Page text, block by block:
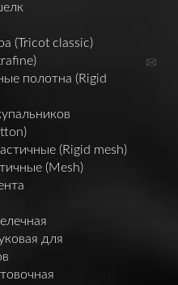
(Tricot classic)
полотна (Rigid
(Rigid mesh)
(Mesh)
для